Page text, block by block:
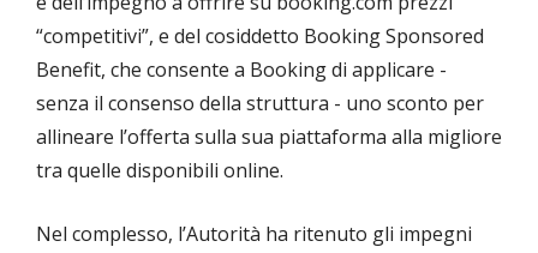
“competitivi”, e del cosiddetto Booking Sponsored
Benefit, che consente a Booking di applicare -
senza il consenso della struttura - uno sconto per
allineare l’offerta sulla sua piattaforma alla migliore
tra quelle disponibili online.
Nel complesso, l’Autorità ha ritenuto gli impegni